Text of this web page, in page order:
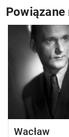
Powiązane
Wacław